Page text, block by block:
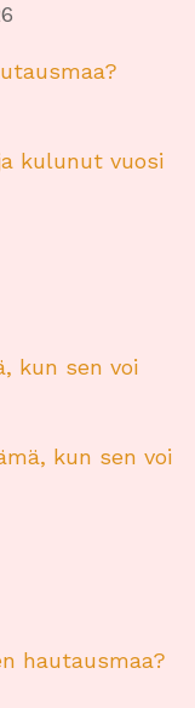
kulunut vuosi
kun sen voi
kun sen voi
hautausmaa?